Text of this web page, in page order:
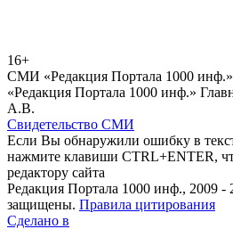
16+
СМИ «Редакция Портала 1000
«Редакция Портала 1000 инф.»
А.В.
Свидетельство СМИ
Если Вы обнаружили ошибку в
нажмите клавиши CTRL+ENTER,
редактору сайта
Редакция Портала 1000 инф., 2009 -
защищены. Правила цитирования
Сделано в